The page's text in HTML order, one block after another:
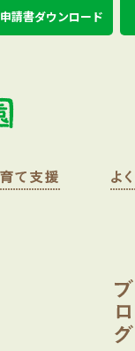
申請書ダウンロード